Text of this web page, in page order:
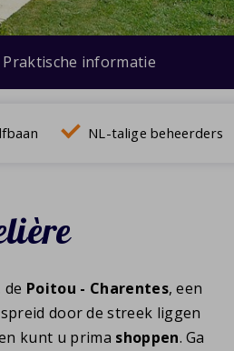
Praktische informatie
NL-talige beheerders
Poitou - Charentes, een
door de streek liggen
kunt u prima shoppen. Ga